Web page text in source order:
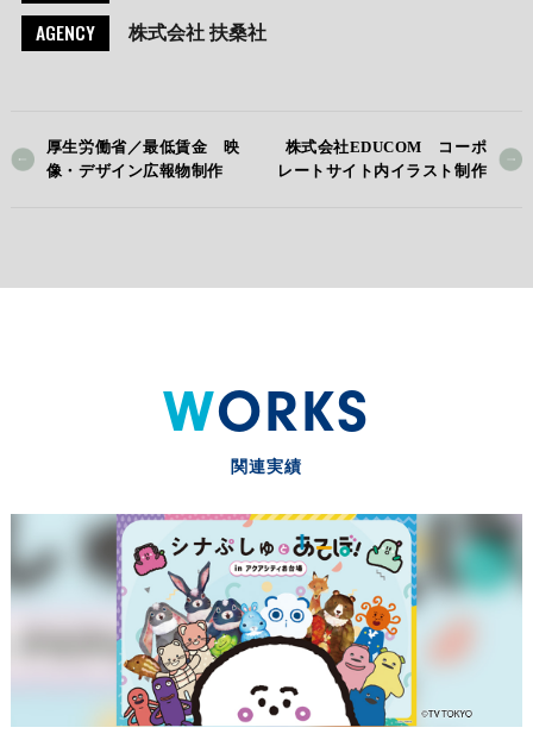
AGENCY 株式会社 扶桑社
厚生労働省／最低賃金 映
像・デザイン広報物制作
株式会社EDUCOM コーポ
レートサイト内イラスト制作
WORKS
関連実績